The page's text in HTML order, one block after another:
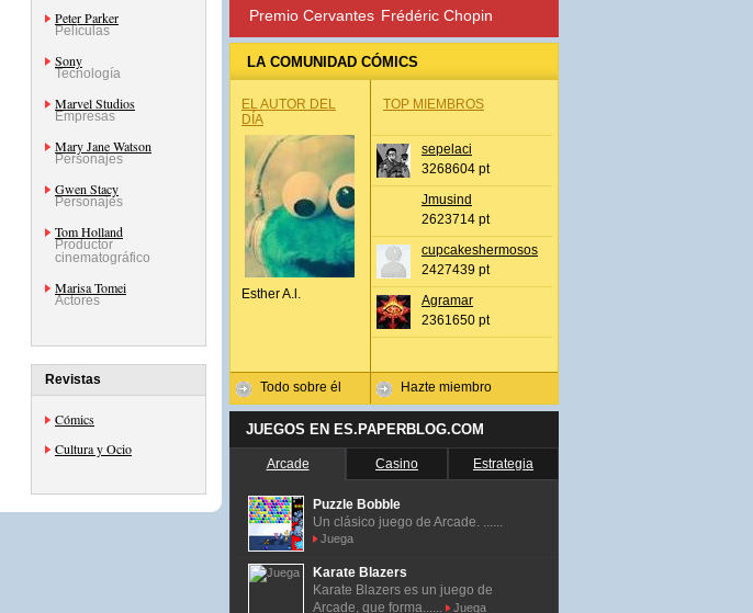
Peter Parker
Películas
Sony
Tecnología
Marvel Studios
Empresas
Mary Jane Watson
Personajes
Gwen Stacy
Personajes
Tom Holland
Productor
cinematográfico
Marisa Tomei
Actores
Revistas
Cómics
Cultura y Ocio
Premio Cervantes Frédéric Chopin
LA COMUNIDAD CÓMICS
EL AUTOR DEL
DÍA
Esther A.l.
Todo sobre él
TOP MIEMBROS
sepelaci
3268604 pt
Jmusind
2623714 pt
cupcakeshermosos
2427439 pt
Agramar
2361650 pt
Hazte miembro
JUEGOS EN ES.PAPERBLOG.COM
Arcade Casino Estrategia
Puzzle Bobble
Un clásico juego de Arcade. ......
Juega
Karate Blazers
Karate Blazers es un juego de
Arcade, que forma......
Juega